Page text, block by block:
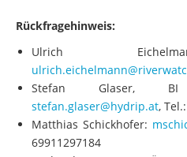
Rückfragehinweis:
Ulrich
Stefan Glaser, BI
stefan.glaser@hydrip.at,
Matthias Schickhofer:
69911297184